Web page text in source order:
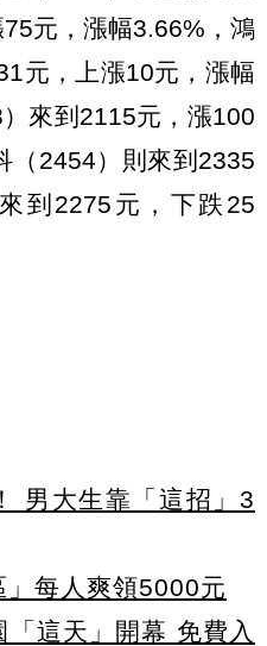
元，漲幅3.66%，鴻
元，上漲10元，漲幅
來到2115元，漲100
（2454）則來到2335
到2275元，下跌25
男大生靠「這招」3
每人爽領5000元
這天」開幕 免費入